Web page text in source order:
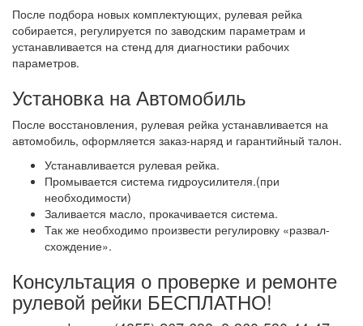
После подбора новых комплектующих, рулевая рейка
собирается, регулируется по заводским параметрам и
устанавливается на стенд для диагностики рабочих
параметров.
Установка на Автомобиль
После восстановления, рулевая рейка устанавливается на
автомобиль, оформляется заказ-наряд и гарантийный талон.
Устанавливается рулевая рейка.
Промывается система гидроусилителя.(при
необходимости)
Заливается масло, прокачивается система.
Так же необходимо произвести регулировку «развал-
схождение».
Консультация о проверке и ремонте
рулевой рейки БЕСПЛАТНО!